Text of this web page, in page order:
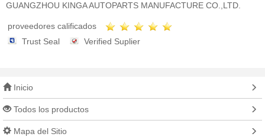
GUANGZHOU KINGA AUTOPARTS MANUFACTURE CO.,LTD.
proveedores calificados
Trust Seal
Verified Suplier
Inicio
Todos los productos
Mapa del Sitio